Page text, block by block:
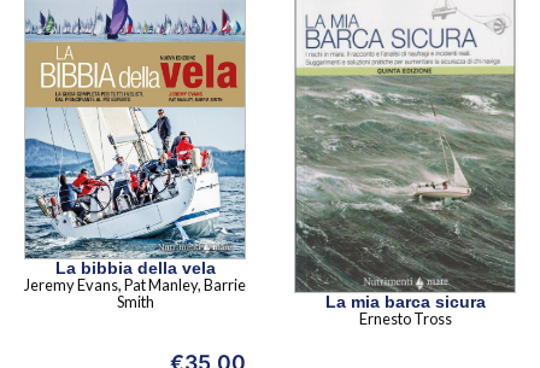
La bibbia della vela
Jeremy Evans, Pat Manley, Barrie
Smith
€35,00
La mia barca sicura
Ernesto Tross